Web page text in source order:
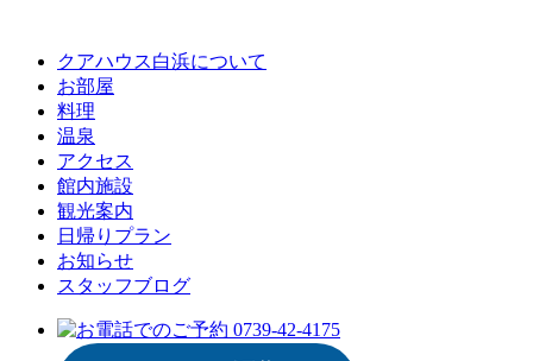
クアハウス白浜について
お部屋
料理
温泉
アクセス
館内施設
観光案内
⽇帰りプラン
お知らせ
スタッフブログ